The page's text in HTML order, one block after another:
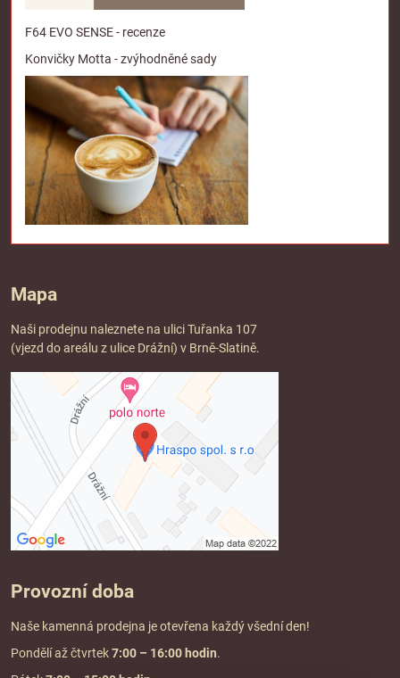
F64 EVO SENSE - recenze
Konvičky Motta - zvýhodněné sady
Mapa
Naši prodejnu naleznete na ulici Tuřanka 107
(vjezd do areálu z ulice Drážní) v Brně-Slatině.
Provozní doba
Naše kamenná prodejna je otevřena každý všední den!
Pondělí až čtvrtek7:00 – 16:00 hodin.